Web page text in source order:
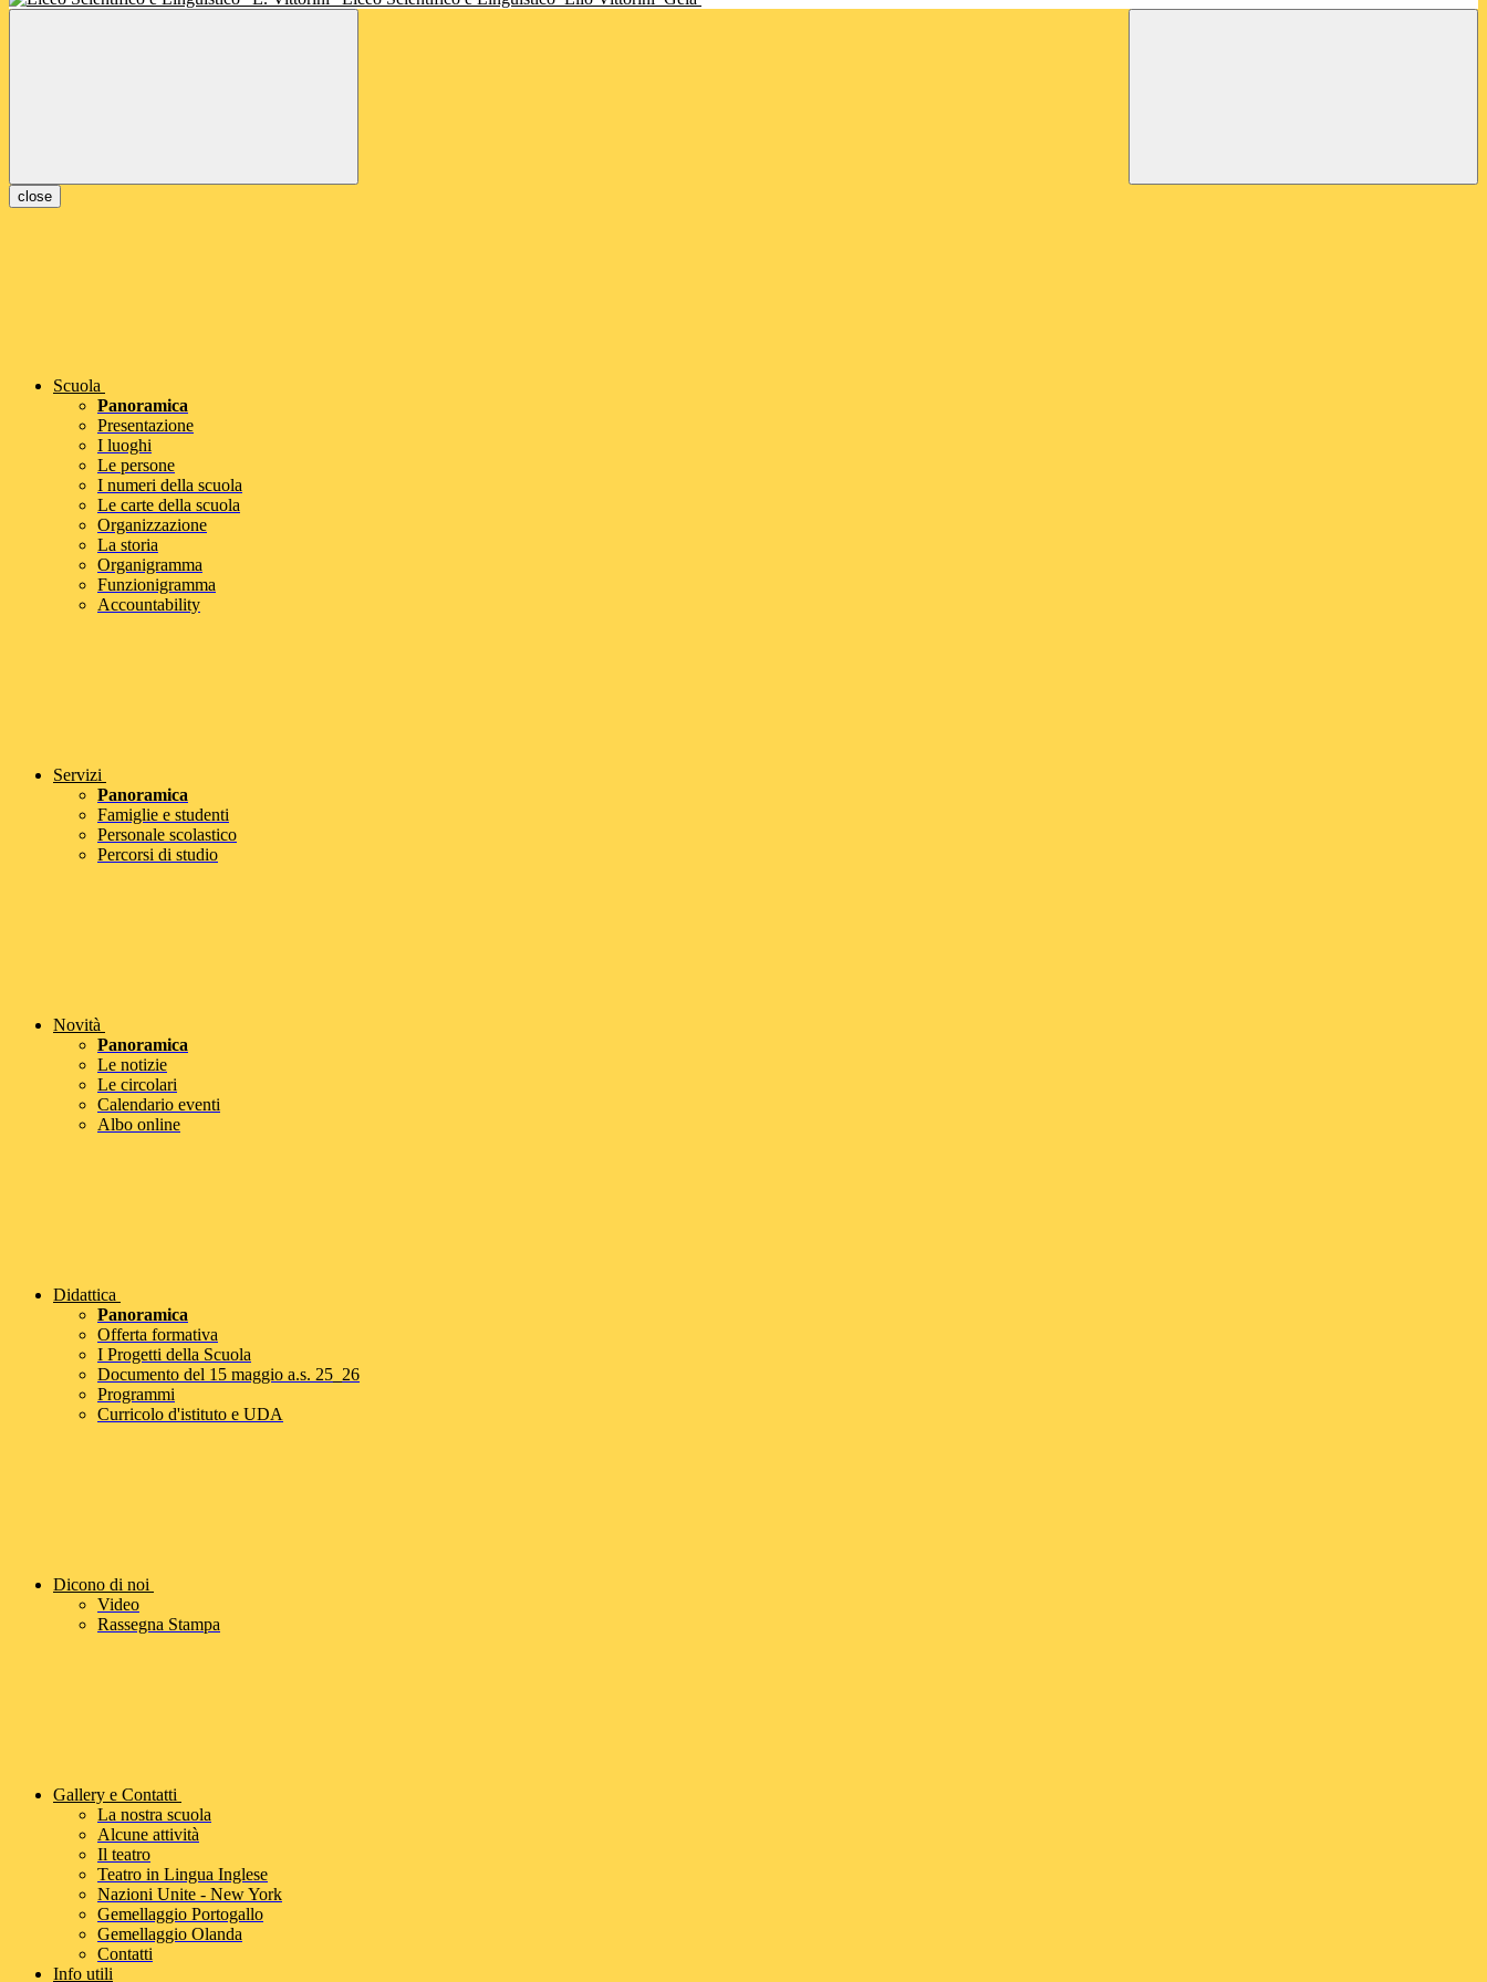
close
Scuola
Panoramica
Presentazione
I luoghi
Le persone
I numeri della scuola
Le carte della scuola
Organizzazione
La storia
Organigramma
Funzionigramma
Accountability
Servizi
Panoramica
Famiglie e studenti
Personale scolastico
Percorsi di studio
Novità
Panoramica
Le notizie
Le circolari
Calendario eventi
Albo online
Didattica
Panoramica
Offerta formativa
I Progetti della Scuola
Documento del 15 maggio a.s. 25_26
Programmi
Curricolo d'istituto e UDA
Dicono di noi
Video
Rassegna Stampa
Gallery e Contatti
La nostra scuola
Alcune attività
Il teatro
Teatro in Lingua Inglese
Nazioni Unite - New York
Gemellaggio Portogallo
Gemellaggio Olanda
Contatti
Info utili